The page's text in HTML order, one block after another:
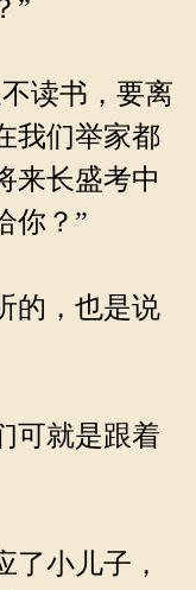
”
读书，要离
我们举家都
来长盛考中
你？”
的，也是说
可就是跟着
小儿子，